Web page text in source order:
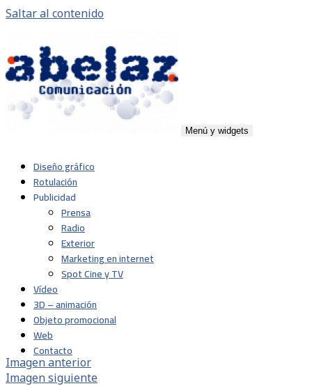
Saltar al contenido
Navarra
Menú y widgets
Diseño gráfico
Rotulación
Publicidad
Prensa
Radio
Exterior
Marketing en internet
Spot Cine y TV
Vídeo
3D – animación
Objeto promocional
Web
Contacto
Imagen anterior
Imagen siguiente